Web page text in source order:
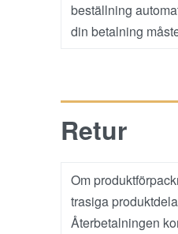
beställning
din betalning
Retur
Om
trasiga
Återbetalningen